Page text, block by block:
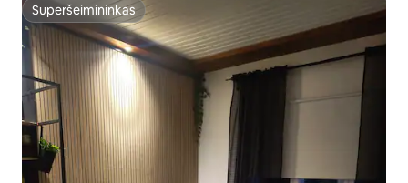
Superšeimininkas
Superšeimininkas